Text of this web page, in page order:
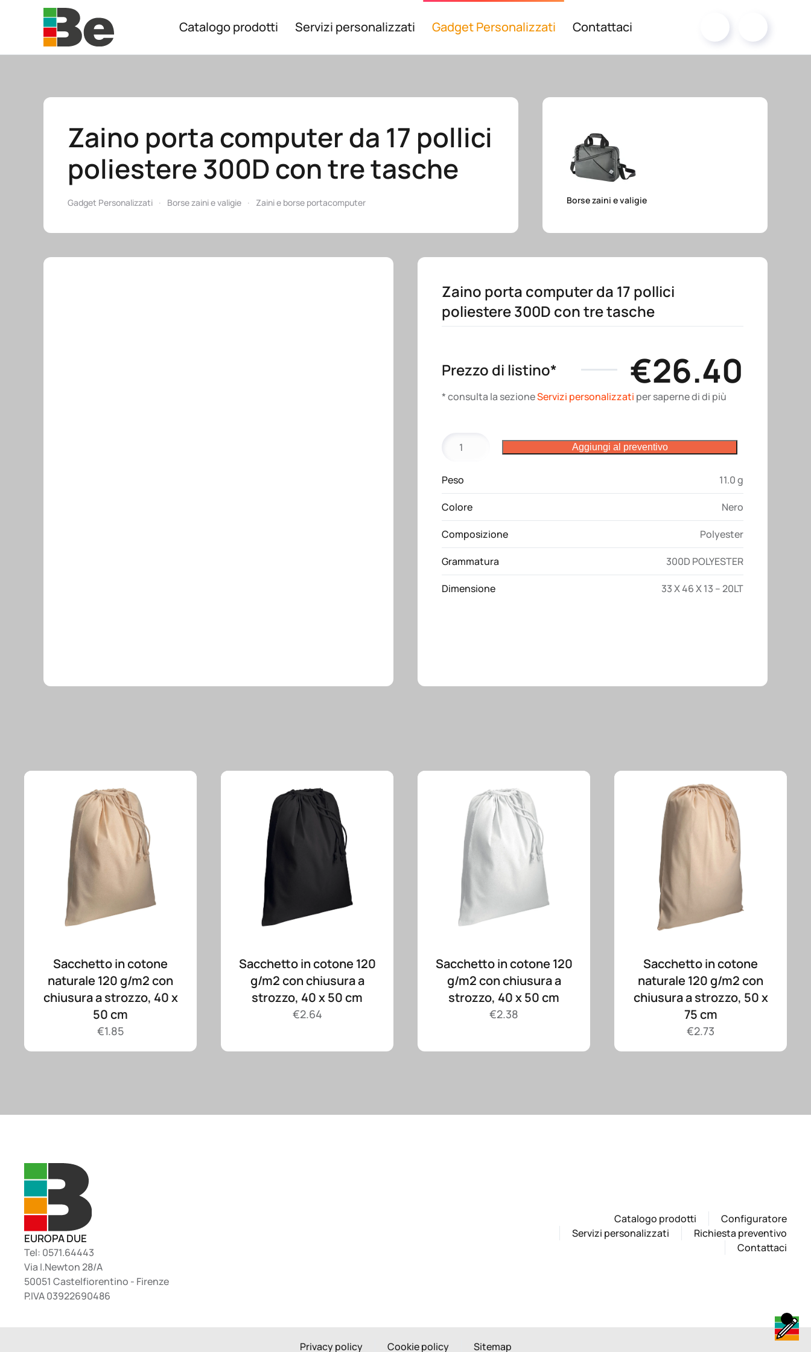
Skip to main content Catalogo prodotti Servizi personalizzati Gadget Personalizzati Contattaci
Zaino porta computer da 17 pollici
poliestere 300D con tre tasche
Gadget Personalizzati Borse zaini e valigie Zaini e borse portacomputer Borse zaini e valigie
Zaino porta computer da 17 pollici
poliestere 300D con tre tasche
Prezzo di listino* €26.40
* consulta la sezioneServizi personalizzati per saperne di di più
porta
da
17
pollici
300D
con
tre
tasche
Aggiungi al preventivo
Peso 11.0 g
Colore Nero
Composizione Polyester
Grammatura 300D POLYESTER
Dimensione 33 X 46 X 13 – 20LT
Sacchetto in cotone
naturale 120 g/m2 con
chiusura a strozzo, 40 x
50 cm
€1.85
Sacchetto in cotone 120
g/m2 con chiusura a
strozzo, 40 x 50 cm
€2.64
Sacchetto in cotone 120
g/m2 con chiusura a
strozzo, 40 x 50 cm
€2.38
Sacchetto in cotone
naturale 120 g/m2 con
chiusura a strozzo, 50 x
75 cm
€2.73
EUROPA DUE
Tel: 0571.64443
Via I.Newton 28/A
50051 Castelfiorentino - Firenze
P.IVA 03922690486
Catalogo prodotti
Configuratore
Servizi personalizzati
Richiesta preventivo
Contattaci
Privacy policy Cookie policy Sitemap